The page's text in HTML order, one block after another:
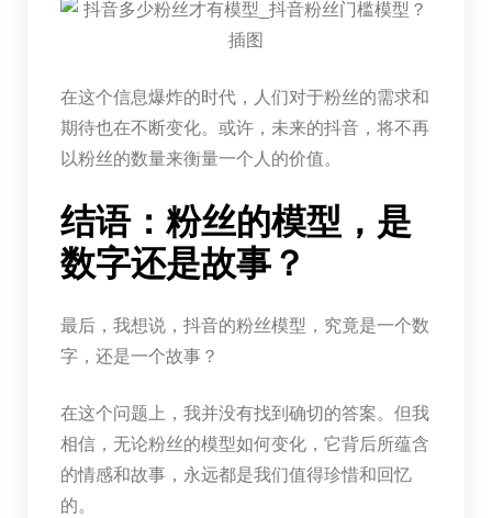
在这个信息爆炸的时代，人们对于粉丝的需求和
期待也在不断变化。或许，未来的抖音，将不再
以粉丝的数量来衡量一个人的价值。
结语：粉丝的模型，是
数字还是故事？
最后，我想说，抖音的粉丝模型，究竟是一个数
字，还是一个故事？
在这个问题上，我并没有找到确切的答案。但我
相信，无论粉丝的模型如何变化，它背后所蕴含
的情感和故事，永远都是我们值得珍惜和回忆
的。